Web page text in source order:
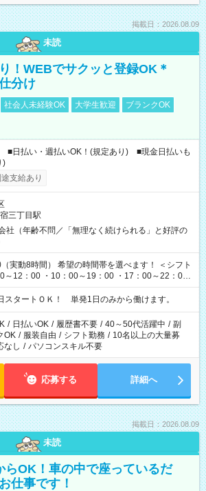
掲載日：2026.08.09
未読
！WEBでサクッと登録OK＊
分け
社会人未経験OK 大学生歓迎
ブランクOK
■日払い・週払いOK！(規定あり) ■現金日払いも
)
支給あり
三丁目駅
社（年齢不問／「無理なく続けられる」と好評の
の時間帯を選べます！ ＜シフト
～12：00 ・10：00～19：00 ・17：00～22：00
：00 ・22：00～翌6：00 など
スタートＯＫ！ 単発1日のみから働けます。
/ 日払いOK / 履歴書不要 / 40～50代活躍中 / 副
OK / 服装自由 / シフト勤務 / 10名以上の大量募
なし / パソコンスキル不要
応募する 詳細へ
掲載日：2026.08.09
未読
らOK！車の中で座っているだ
仕事です！